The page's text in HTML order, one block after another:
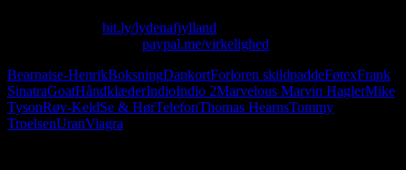
bit.ly/lydenafjylland
paypal.me/virkelighed
Bearnaise-HenrikBoksningDankortForloren skildpaddeFøtexFrank
SinatraGoatHåndklæderIndioIndio 2Marvelous Marvin HaglerMike
TysonRøv-KeldSe & HørTelefonThomas HearnsTommy
TroelsenUranViagra